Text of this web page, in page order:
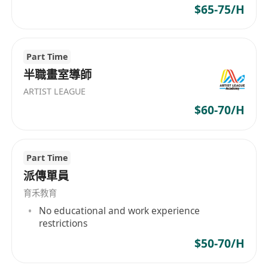
察、作業批改、階段性測試等方式，全面暸解學員
4.課後輔導
爲學員提供課後答疑服務，解答學習疑問；根據學
員需求，提供個性化學習指導，如口語強化訓練、
學經驗，交流教學心得；關注粵語教學前沿動態，
不斷優化教學方法與課程內容 。
6.家校溝通
保持與學員家長（如針對少兒學員）或學員本人
（成人學員）的良好溝通，定期反饋學習進展，解
答相關疑問，聽取意見與建議，提升教學滿意度 。
$65-75/H
Part Time
半職畫室導師
ARTIST LEAGUE
$60-70/H
Part Time
派傳單員
育禾教育
No educational and work experience
restrictions
$50-70/H